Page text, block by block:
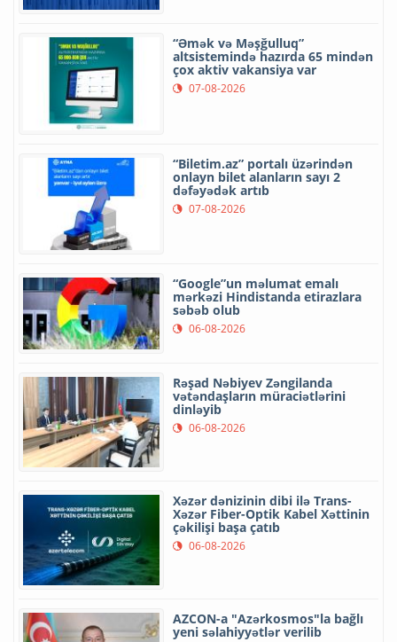
“Əmək və Məşğulluq”
altsistemində hazırda 65 mindən
çox aktiv vakansiya var
07-08-2026
“Biletim.az” portalı üzərindən
onlayn bilet alanların sayı 2
dəfəyədək artıb
07-08-2026
“Google”un məlumat emalı
mərkəzi Hindistanda etirazlara
səbəb olub
06-08-2026
Rəşad Nəbiyev Zəngilanda
vətəndaşların müraciətlərini
dinləyib
06-08-2026
Xəzər dənizinin dibi ilə Trans-
Xəzər Fiber-Optik Kabel Xəttinin
çəkilişi başa çatıb
06-08-2026
AZCON-a "Azərkosmos"la bağlı
yeni səlahiyyətlər verilib